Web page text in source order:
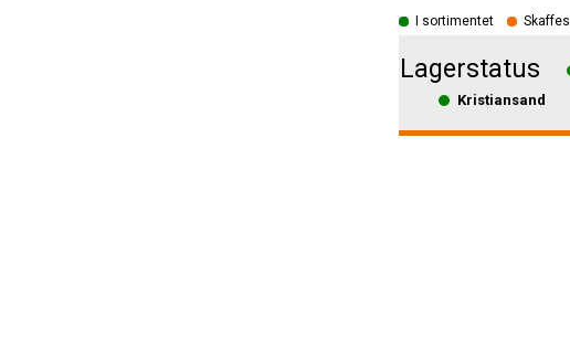
I sortimentet Skaffes
Lagerstatus
Kristiansand